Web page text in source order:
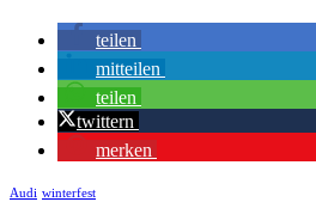
teilen
mitteilen
teilen
twittern
merken
Audi winterfest